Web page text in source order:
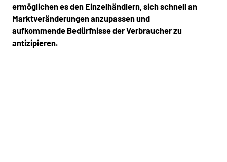
ermöglichen es den Einzelhändlern, sich schnell an
Marktveränderungen anzupassen und
aufkommende Bedürfnisse der Verbraucher zu
antizipieren.